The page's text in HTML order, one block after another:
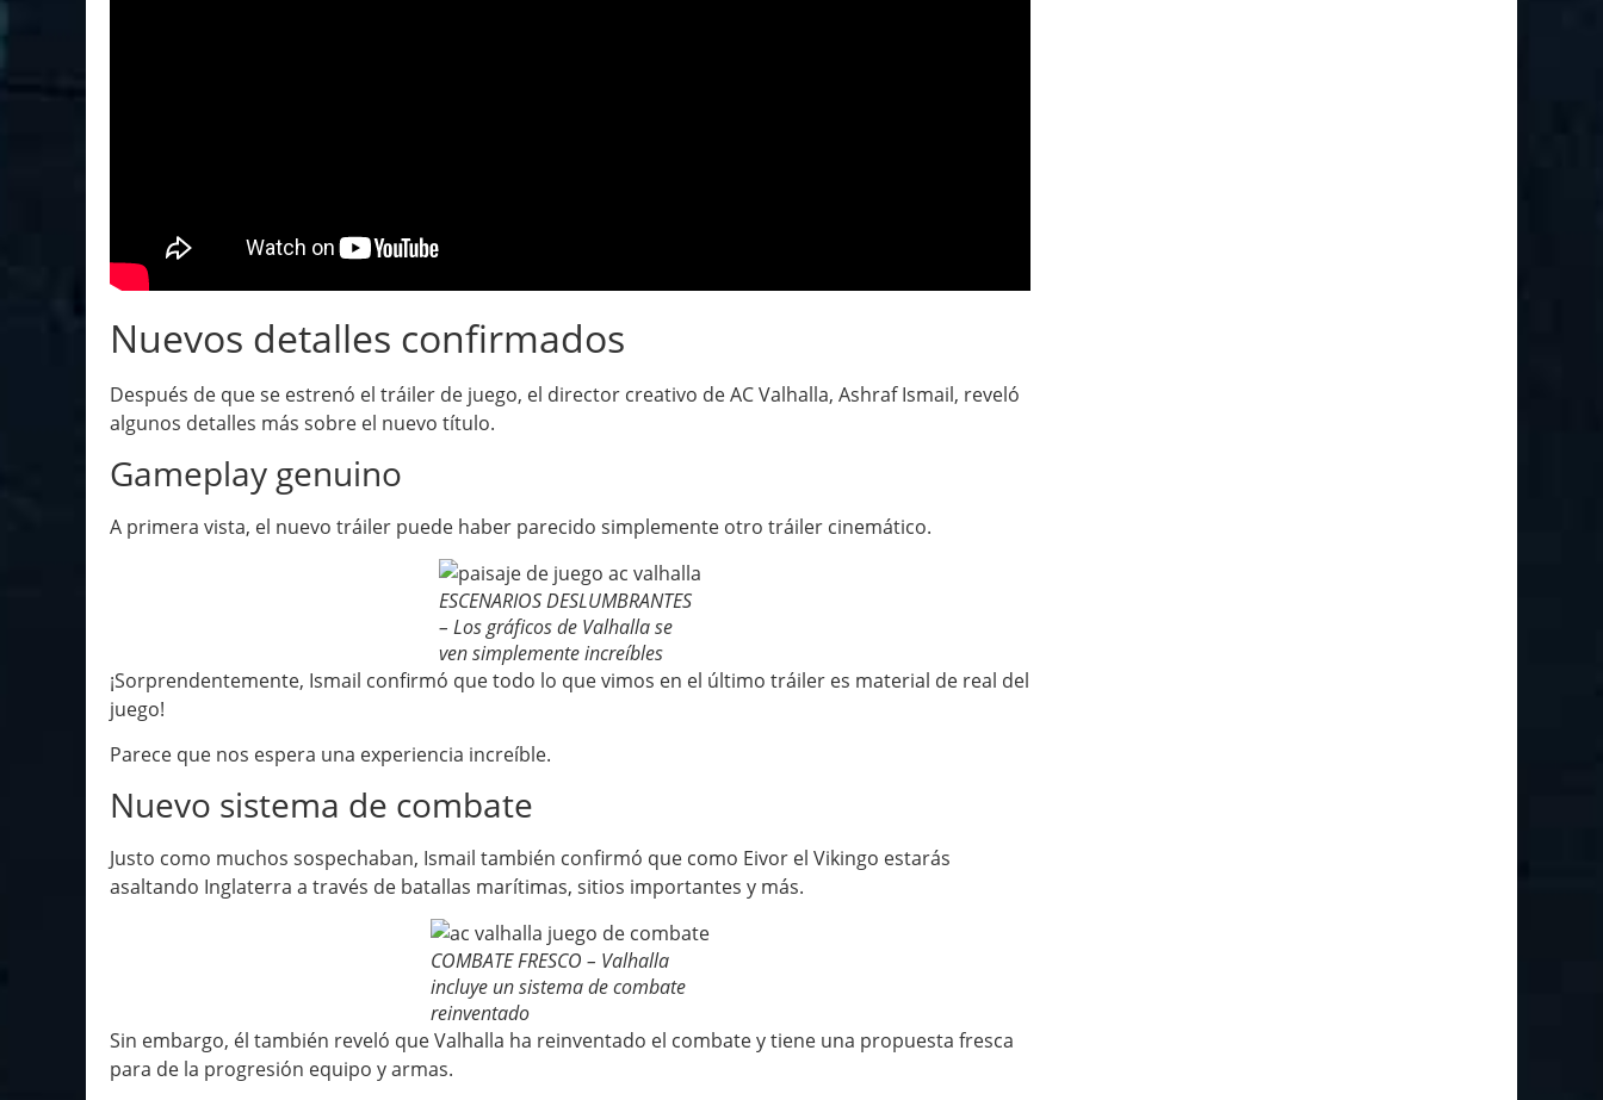
Nuevos detalles confirmados
Después de que se estrenó el tráiler de juego, el director creativo de AC Valhalla, Ashraf Ismail, reveló
algunos detalles más sobre el nuevo título.
Gameplay genuino
A primera vista, el nuevo tráiler puede haber parecido simplemente otro tráiler cinemático.
ESCENARIOS DESLUMBRANTES
– Los gráficos de Valhalla se
ven simplemente increíbles
¡Sorprendentemente, Ismail confirmó que todo lo que vimos en el último tráiler es material de real del
juego!
Parece que nos espera una experiencia increíble.
Nuevo sistema de combate
Justo como muchos sospechaban, Ismail también confirmó que como Eivor el Vikingo estarás
asaltando Inglaterra a través de batallas marítimas, sitios importantes y más.
COMBATE FRESCO – Valhalla
incluye un sistema de combate
reinventado
Sin embargo, él también reveló que Valhalla ha reinventado el combate y tiene una propuesta fresca
para de la progresión equipo y armas.